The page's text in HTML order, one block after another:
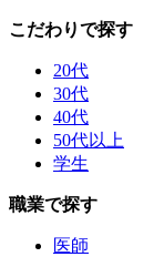
こだわりで探す
20代
30代
40代
50代以上
学生
職業で探す
医師